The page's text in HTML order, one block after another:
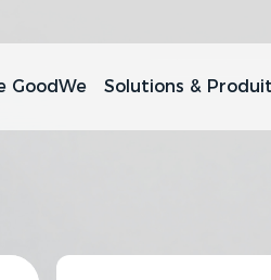
GoodWe Solutions &